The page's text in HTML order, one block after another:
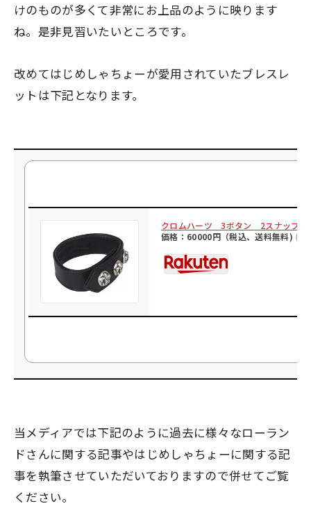
けのものが多くて非常にお上品のように映ります
ね。是非見習いたいところです。
改めてはじめしゃちょーが愛用されていたブレスレ
ットは下記となります。
クロムハーツ 3ボタン 2スナップ
価格：60000円（税込、送料無料)
当メディアでは下記のように過去に様々なローラン
ドさんに関する記事やはじめしゃちょーに関する記
事を執筆させていただいておりますので併せてご覧
ください。